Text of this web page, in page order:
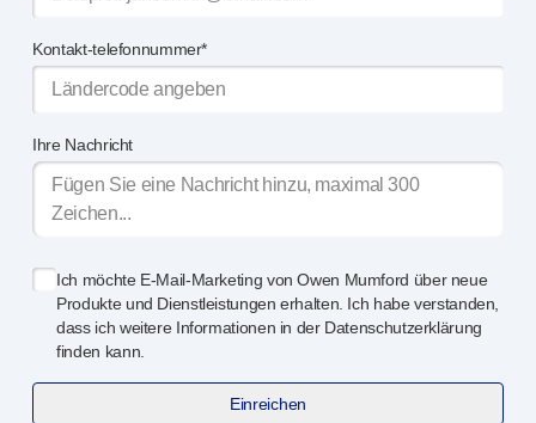
Kontakt-telefonnummer*
Ihre Nachricht
Ich möchte E-Mail-Marketing von Owen Mumford über neue
Produkte und Dienstleistungen erhalten. Ich habe verstanden,
dass ich weitere Informationen in der Datenschutzerklärung
finden kann.
Einreichen